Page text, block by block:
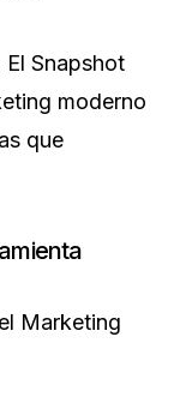
Snapshot
moderno
que
Marketing